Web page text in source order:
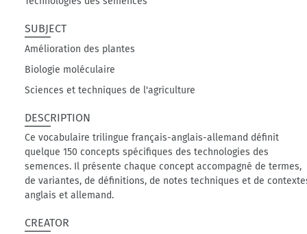
SUBJECT
Amélioration des plantes
Biologie moléculaire
Sciences et techniques de l'agriculture
DESCRIPTION
Ce vocabulaire trilingue français-anglais-allemand définit
quelque 150 concepts spécifiques des technologies des
semences. Il présente chaque concept accompagné de termes,
de variantes, de définitions, de notes techniques et de
anglais et allemand.
CREATOR